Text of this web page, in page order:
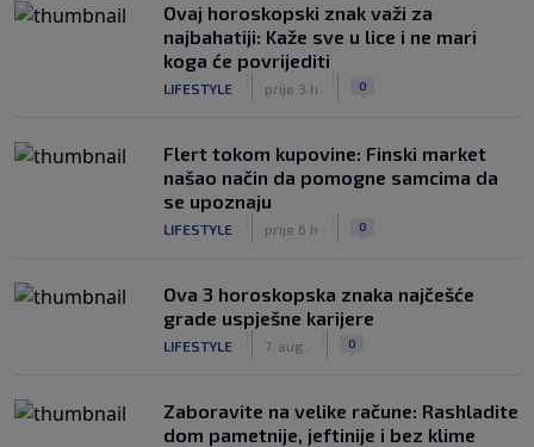
Ovaj horoskopski znak važi za
najbahatiji: Kaže sve u lice i ne mari
koga će povrijediti
LIFESTYLE prije 3 h 0
Flert tokom kupovine: Finski market
našao način da pomogne samcima da
se upoznaju
LIFESTYLE prije 6 h 0
Ova 3 horoskopska znaka najčešće
grade uspješne karijere
LIFESTYLE 7. aug. 0
Zaboravite na velike račune: Rashladite
dom pametnije, jeftinije i bez klime